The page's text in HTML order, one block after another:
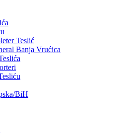
Teslić
Banja Vrućica
BiH